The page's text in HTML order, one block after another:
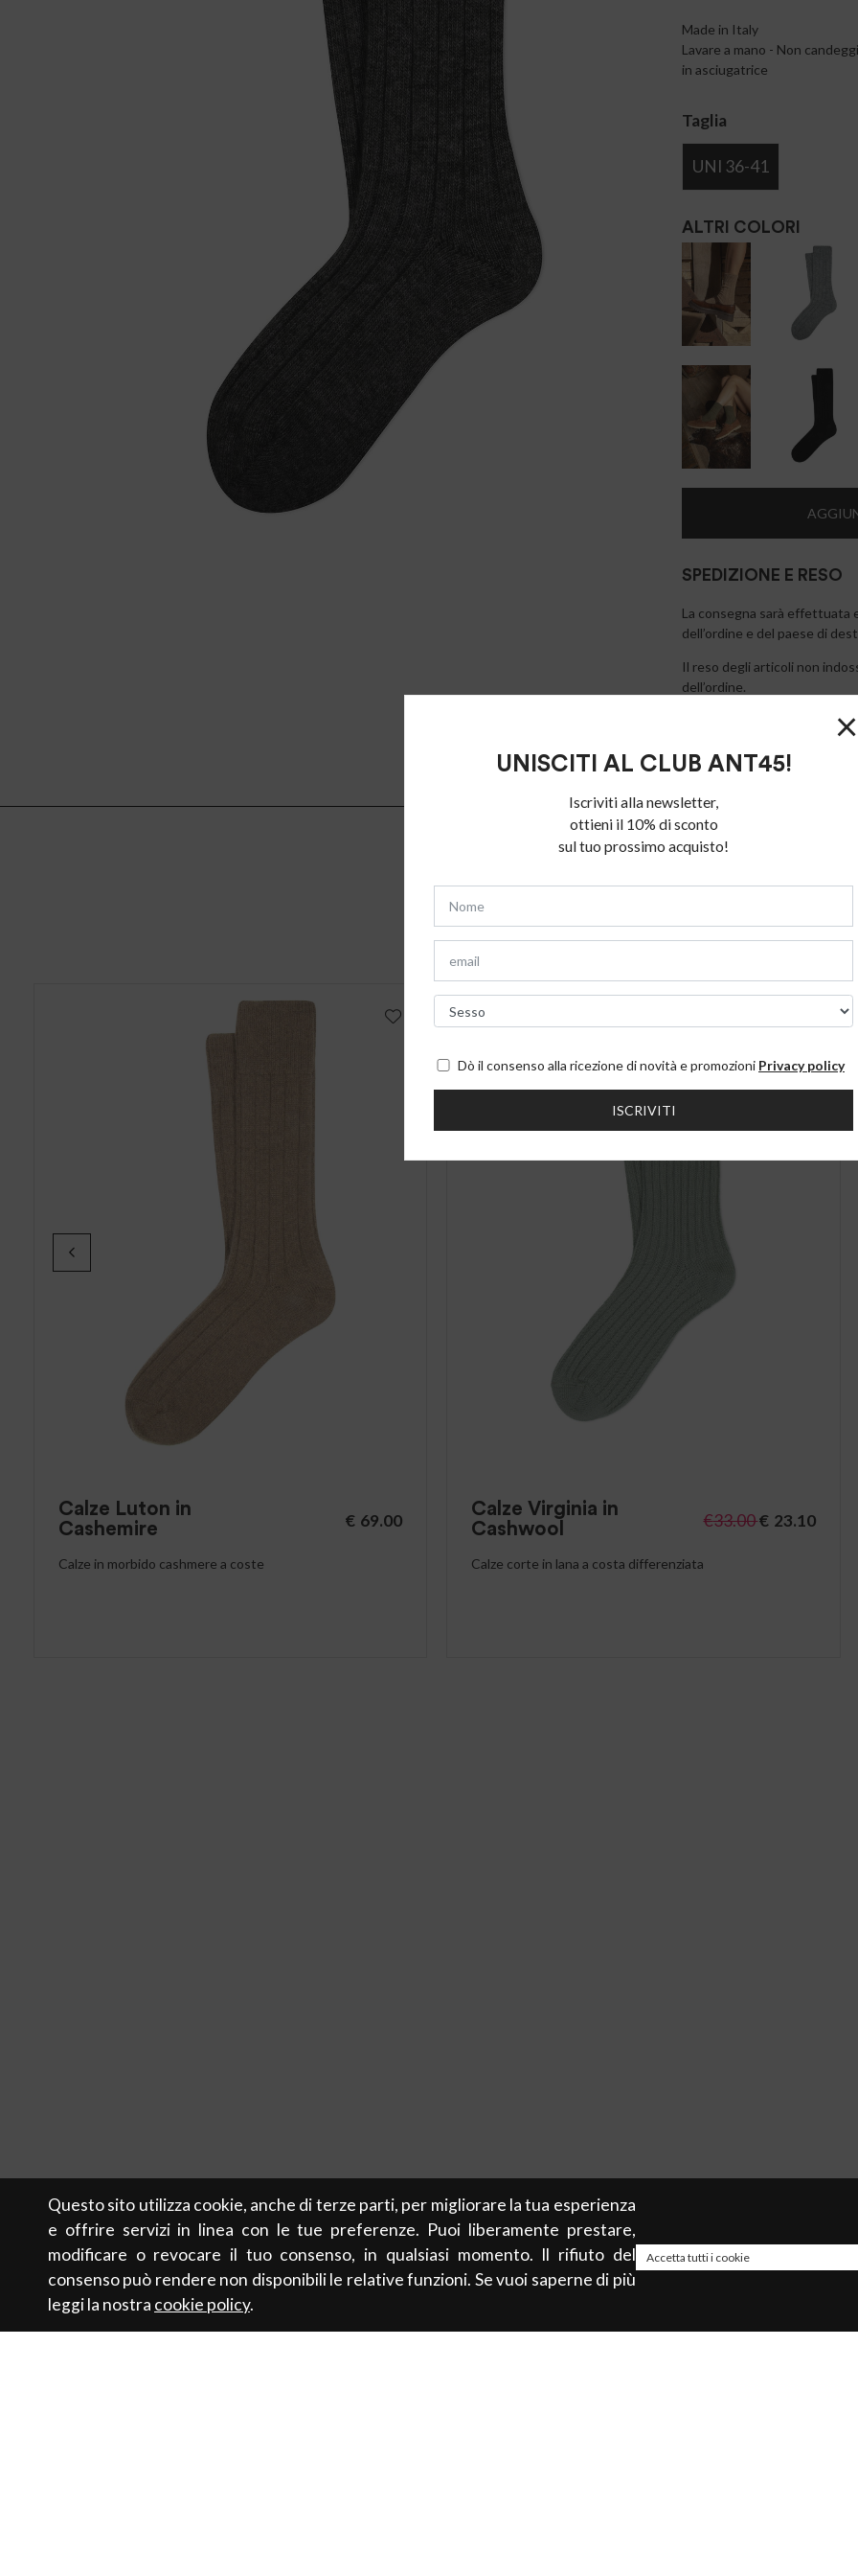
Made in Italy
Lavare a mano - Non
in asciugatrice
Taglia
UNI 36-41
ALTRI COLORI
SPEDIZIONE E RESO
La consegna sarà effettuata
dell’ordine e del paese di
Il reso degli articoli non
dell’ordine.
Potrebbero anche
Calze Luton in
Cashemire
€ 69.00
Calze in morbido cashmere a coste
Calze Virginia in
Cashwool
€33.00€ 23.10
Calze corte in lana a costa differenziata
Questo sito utilizza cookie, anche di terze parti, per migliorare la tua esperienza
e offrire servizi in linea con le tue preferenze. Puoi liberamente prestare,
modificare o revocare il tuo consenso, in qualsiasi momento. Il rifiuto del
consenso può rendere non disponibili le relative funzioni. Se vuoi saperne di più
leggi la nostra cookie policy.
Accetta tutti i cookie
×
UNISCITI AL CLUB ANT45!
Iscriviti alla newsletter,
ottieni il 10% di sconto
sul tuo prossimo acquisto!
Dò il consenso alla ricezione di novità e promozioni Privacy policy
ISCRIVITI